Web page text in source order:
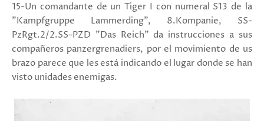
15-Un comandante de un Tiger I con numeral S13 de la
"Kampfgruppe Lammerding", 8.Kompanie, SS-
PzRgt.2/2.SS-PZD "Das Reich" da instrucciones a sus
compañeros panzergrenadiers, por el movimiento de us
brazo parece que les está indicando el lugar donde se han
visto unidades enemigas.